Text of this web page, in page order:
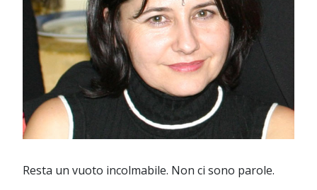
Resta un vuoto incolmabile. Non ci sono parole.